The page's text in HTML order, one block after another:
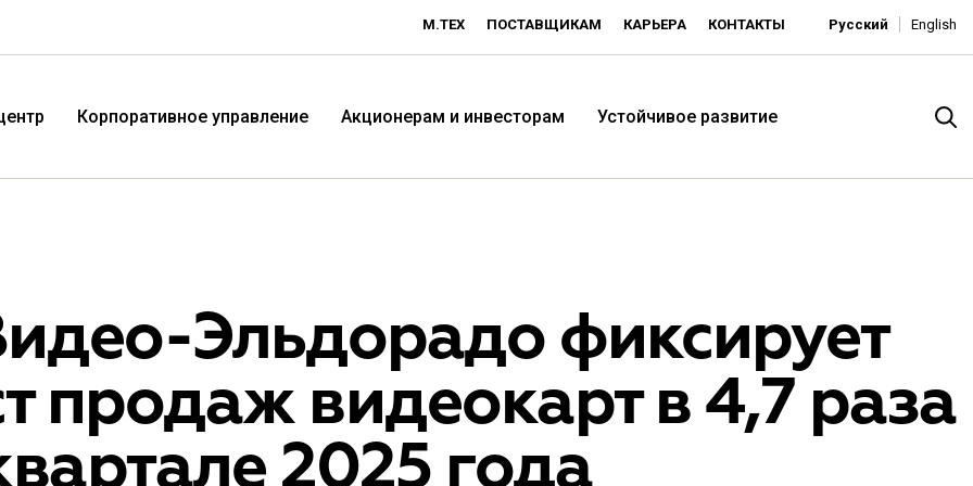
М.ТЕХ ПОСТАВЩИКАМ КАРЬЕРА КОНТАКТЫ Русский English
Технологичная розничная
компания «М.Видео»
Территория низких цен -
«Эльдорадо»
Корпоративное управление Акционерам и инвесторам Устойчивое развитие
Эльдорадо фиксирует
продаж видеокарт в 4,7 раза
2025 года